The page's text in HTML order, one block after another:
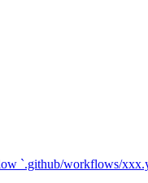
`.github/workflows/